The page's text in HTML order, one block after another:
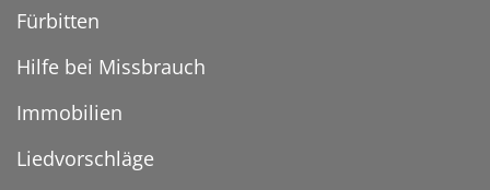
Fürbitten
Hilfe bei Missbrauch
Immobilien
Liedvorschläge